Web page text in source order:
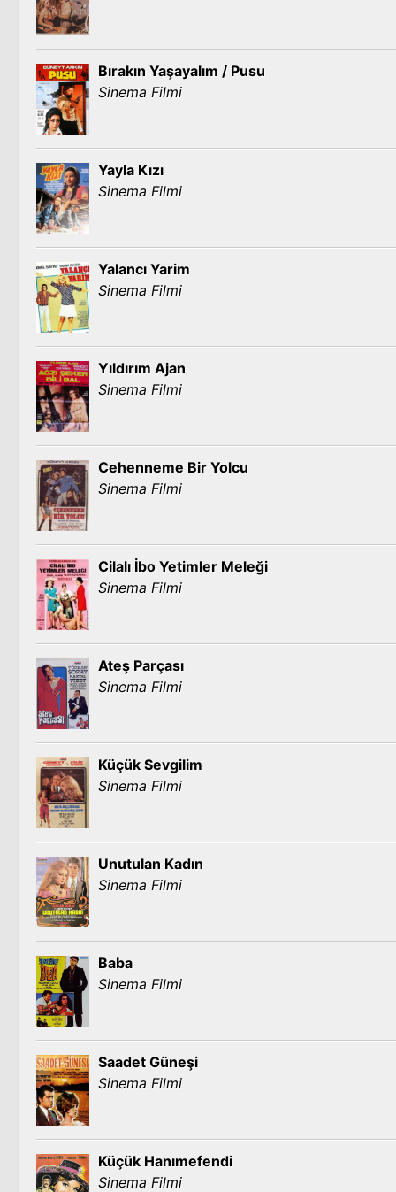
Bırakın Yaşayalım / Pusu
Sinema Filmi
Yayla Kızı
Sinema Filmi
Yalancı Yarim
Sinema Filmi
Yıldırım Ajan
Sinema Filmi
Cehenneme Bir Yolcu
Sinema Filmi
Cilalı İbo Yetimler Meleği
Sinema Filmi
Ateş Parçası
Sinema Filmi
Küçük Sevgilim
Sinema Filmi
Unutulan Kadın
Sinema Filmi
Baba
Sinema Filmi
Saadet Güneşi
Sinema Filmi
Küçük Hanımefendi
Sinema Filmi